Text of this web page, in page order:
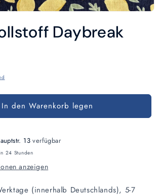
Daybreak
In den Warenkorb legen
13 verfügbar
24 Stunden
anzeigen
(innerhalb Deutschlands), 5-7